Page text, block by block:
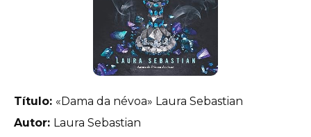
Título: «Dama da névoa» Laura Sebastian
Autor: Laura Sebastian